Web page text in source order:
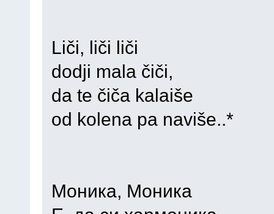
Liči, liči liči
dodji mala čiči,
da te čiča kalaiše
od kolena pa naviše..*
Моника, Моника